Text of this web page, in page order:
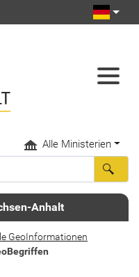
Alle Ministerien
Anhalt
GeoInformationen